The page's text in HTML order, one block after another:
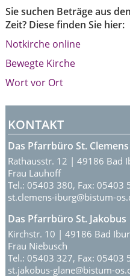
Sie suchen Beträge aus
Zeit? Diese finden Sie hier:
Notkirche online
Bewegte Kirche
Wort vor Ort
KONTAKT
Das Pfarrbüro St. Clemens
Rathausstr. 12 | 49186 Bad
Frau Lauhoff
Tel.: 05403 380, Fax: 05403
st.clemens-iburg@bistum-
Das Pfarrbüro St. Jakobus
Kirchstr. 10 | 49186 Bad
Frau Niebusch
Tel.: 05403 327, Fax: 05403
st.jakobus-glane@bistum-